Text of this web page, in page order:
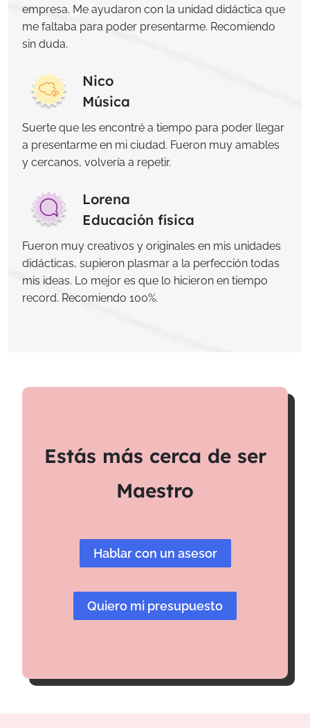
empresa. Me ayudaron con la unidad didáctica que
me faltaba para poder presentarme. Recomiendo
sin duda.
Nico
Música
Suerte que les encontré a tiempo para poder llegar
a presentarme en mi ciudad. Fueron muy amables
y cercanos, volvería a repetir.
Lorena
Educación física
Fueron muy creativos y originales en mis unidades
didácticas, supieron plasmar a la perfección todas
mis ideas. Lo mejor es que lo hicieron en tiempo
record. Recomiendo 100%.
Estás más cerca de ser
Maestro
Hablar con un asesor
Quiero mi presupuesto